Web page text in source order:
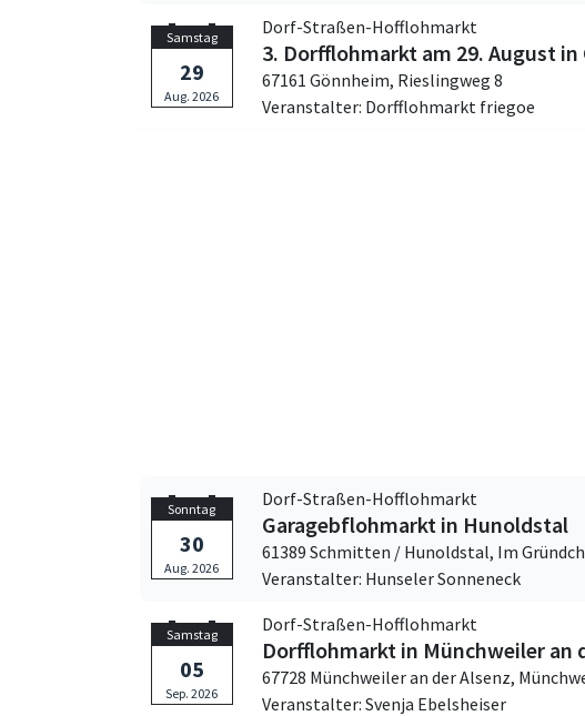
Samstag
29
Aug. 2026
Dorf-Straßen-Hofflohmarkt
3. Dorfflohmarkt am 29. August in
67161 Gönnheim, Rieslingweg 8
Veranstalter: Dorfflohmarkt friegoe
Sonntag
30
Aug. 2026
Dorf-Straßen-Hofflohmarkt
Garagebflohmarkt in Hunoldstal
61389 Schmitten / Hunoldstal, Im
Veranstalter: Hunseler Sonneneck
Samstag
05
Sep. 2026
Dorf-Straßen-Hofflohmarkt
Dorfflohmarkt in Münchweiler an
67728 Münchweiler an der Alsenz,
Veranstalter: Svenja Ebelsheiser